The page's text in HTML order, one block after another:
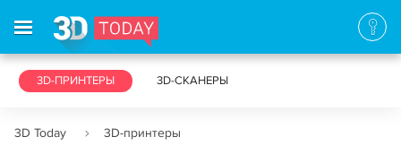
3D-ПРИНТЕРЫ 3D-СКАНЕРЫ
3D Today 3D-принтеры